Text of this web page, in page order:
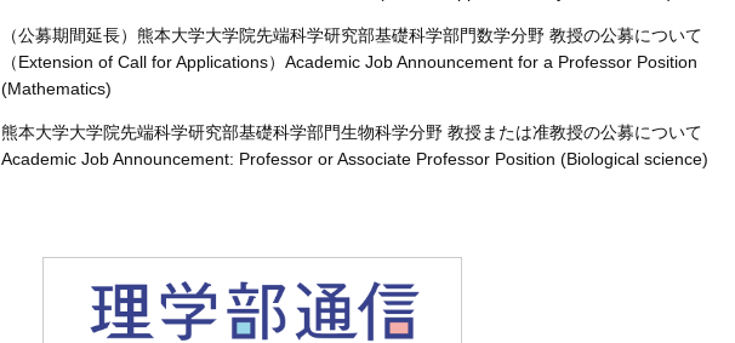
（公募期間延長）熊本⼤学⼤学院先端科学研究部基礎科学部門数学分野 教授の公募について
（Extension of Call for Applications）Academic Job Announcement for a Professor Position
(Mathematics)
熊本大学大学院先端科学研究部基礎科学部門生物科学分野 教授または准教授の公募について
Academic Job Announcement: Professor or Associate Professor Position (Biological science)